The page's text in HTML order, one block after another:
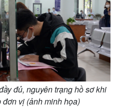
đủ, nguyên trạng hồ sơ khi
vị (ảnh minh họa)